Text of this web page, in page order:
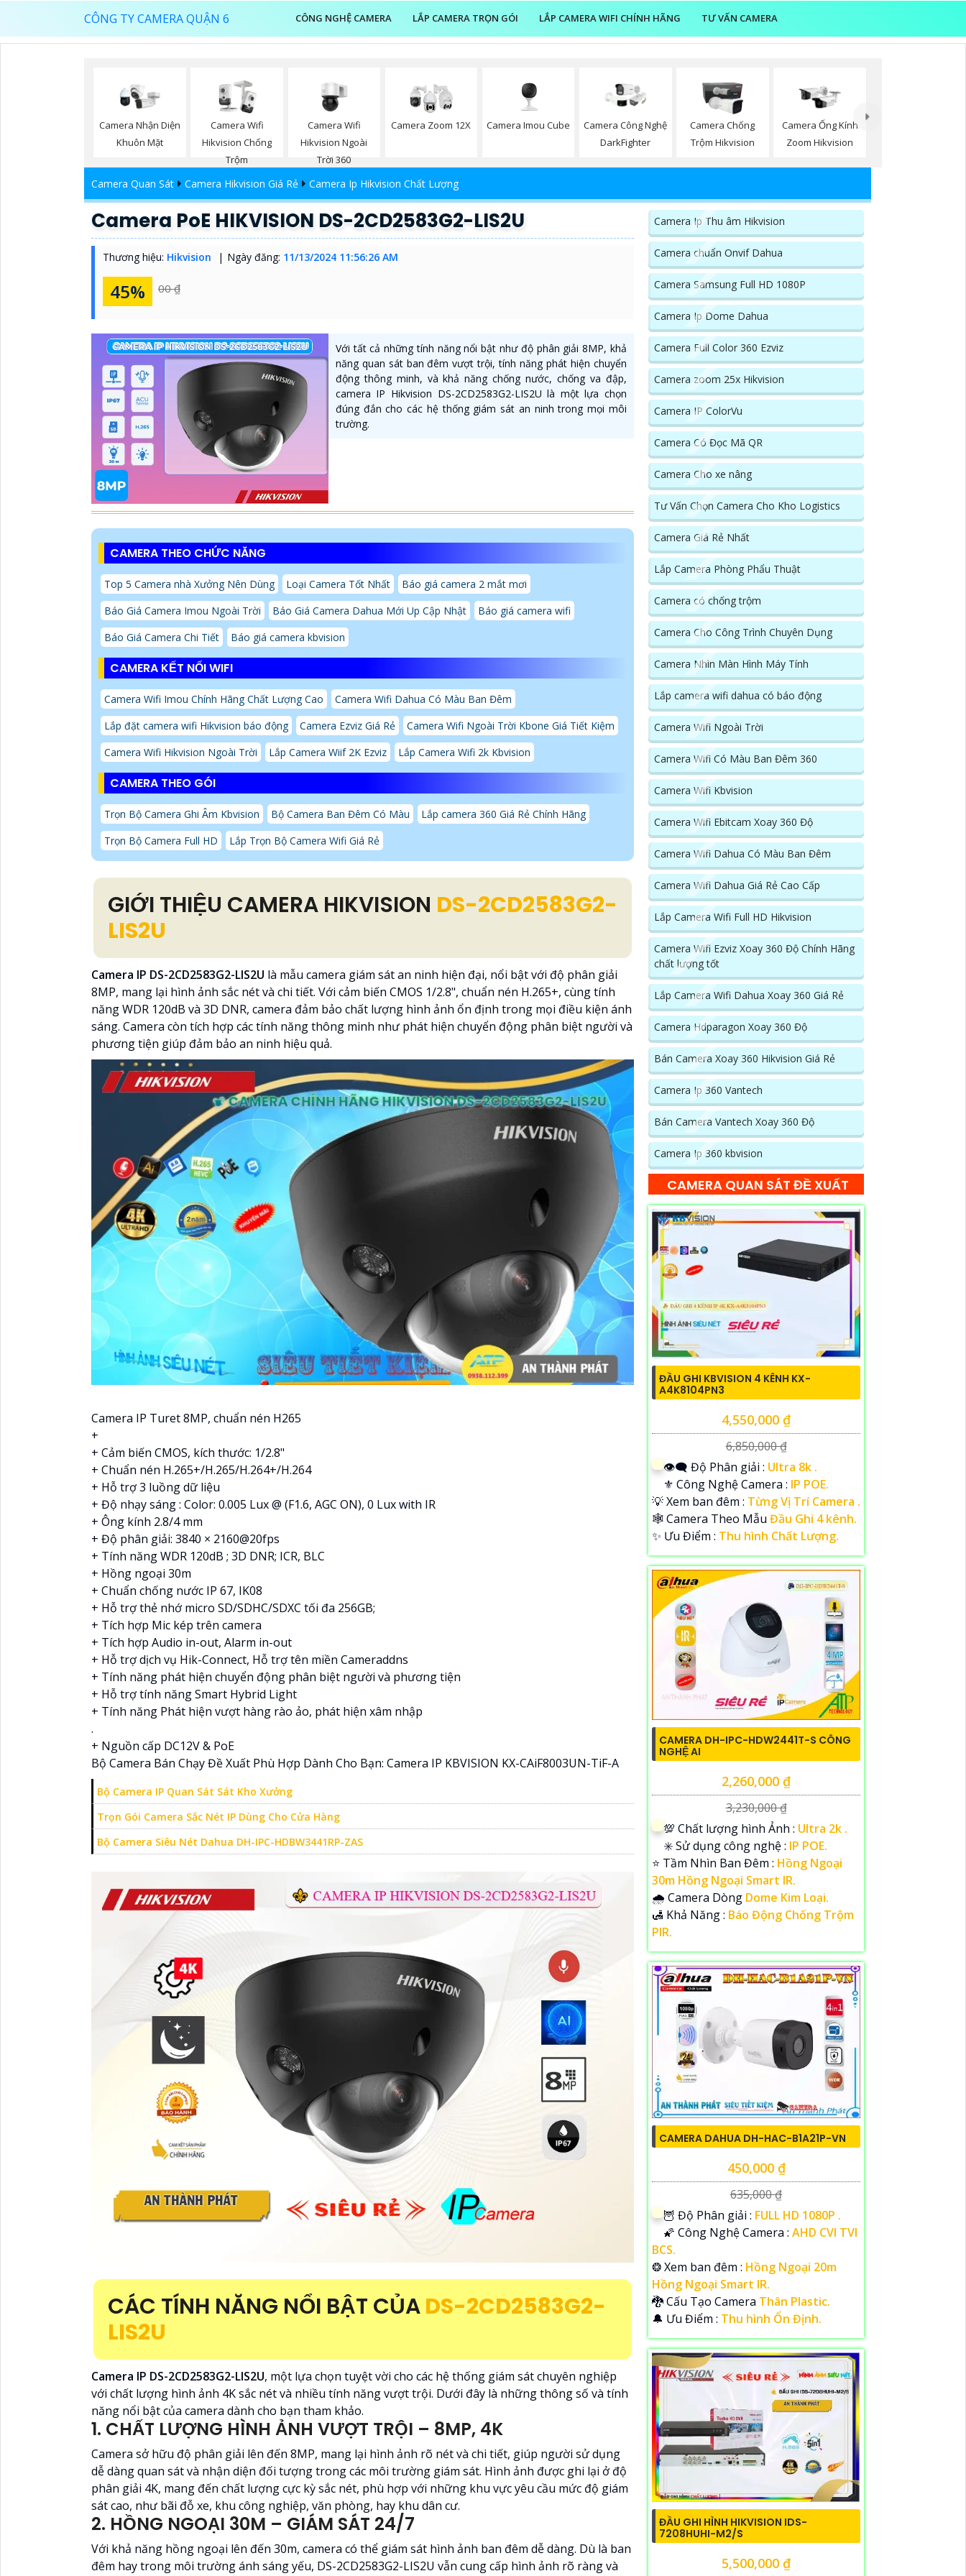
CÔNG TY CAMERA QUẬN 6 CÔNG NGHỆ CAMERA LẮP CAMERA TRỌN GÓI LẮP CAMERA WIFI CHÍNH HÃNG TƯ VẤN CAMERA
Camera Nhận Diện
Khuôn Mặt
Camera Wifi
Hikvision Chống
Trộm
Camera Wifi
Hikvision Ngoài
Trời 360
Camera Zoom 12X Camera Imou Cube
Camera Công Nghệ
DarkFighter
Camera Chống
Trộm Hikvision
Camera Ống Kính
Zoom Hikvision
Camera Quan Sát Camera Hikvision Giá Rẻ Camera Ip Hikvision Chất Lượng
Camera PoE HIKVISION DS-2CD2583G2-LIS2U
Thương hiệu: Hikvision Ngày đăng: 11/13/2024 11:56:26 AM
45% 00 ₫
Với tất cả những tính năng nổi bật như độ phân giải 8MP, khả
năng quan sát ban đêm vượt trội, tính năng phát hiện chuyển
động thông minh, và khả năng chống nước, chống va đập,
camera IP Hikvision DS-2CD2583G2-LIS2U là một lựa chọn
đúng đắn cho các hệ thống giám sát an ninh trong mọi môi
trường.
CAMERA THEO CHỨC NĂNG
Top 5 Camera nhà Xưởng Nên Dùng Loại Camera Tốt Nhất
Báo giá camera 2 mắt mơi
Báo Giá Camera Imou Ngoài Trời
Báo Giá Camera Dahua Mới Up Cập Nhật
Báo giá camera wifi
Báo Giá Camera Chi Tiết
Báo giá camera kbvision
CAMERA KẾT NỐI WIFI
Camera Wifi Imou Chính Hãng Chất Lượng Cao
Camera Wifi Dahua Có Màu Ban Đêm
Lắp đặt camera wifi Hikvision báo động
Camera Ezviz Giá Rẻ
Camera Wifi Ngoài Trời Kbone Giá Tiết Kiệm
Camera Wifi Hikvision Ngoài Trời
Lắp Camera Wiif 2K Ezviz Lắp Camera Wifi 2k Kbvision
CAMERA THEO GÓI
Trọn Bộ Camera Ghi Âm Kbvision Bộ Camera Ban Đêm Có Màu
Lắp camera 360 Giá Rẻ Chính Hãng
Trọn Bộ Camera Full HD
Lắp Trọn Bộ Camera Wifi Giá Rẻ
GIỚI THIỆU CAMERA HIKVISION DS-2CD2583G2-
LIS2U
Camera IP DS-2CD2583G2-LIS2U là mẫu camera giám sát an ninh hiện đại, nổi bật với độ phân giải
8MP, mang lại hình ảnh sắc nét và chi tiết. Với cảm biến CMOS 1/2.8", chuẩn nén H.265+, cùng tính
năng WDR 120dB và 3D DNR, camera đảm bảo chất lượng hình ảnh ổn định trong mọi điều kiện ánh
sáng. Camera còn tích hợp các tính năng thông minh như phát hiện chuyển động phân biệt người và
phương tiện giúp đảm bảo an ninh hiệu quả.
Camera IP Turet 8MP, chuẩn nén H265
+
+ Cảm biến CMOS, kích thước: 1/2.8"
+ Chuẩn nén H.265+/H.265/H.264+/H.264
+ Hỗ trợ 3 luồng dữ liệu
+ Độ nhạy sáng : Color: 0.005 Lux @ (F1.6, AGC ON), 0 Lux with IR
+ Ông kính 2.8/4 mm
+ Độ phân giải: 3840 × 2160@20fps
+ Tính năng WDR 120dB ; 3D DNR; ICR, BLC
+ Hồng ngoại 30m
+ Chuẩn chống nước IP 67, IK08
+ Hỗ trợ thẻ nhớ micro SD/SDHC/SDXC tối đa 256GB;
+ Tích hợp Mic kép trên camera
+ Tích hợp Audio in-out, Alarm in-out
+ Hỗ trợ dịch vụ Hik-Connect, Hỗ trợ tên miền Cameraddns
+ Tính năng phát hiện chuyển động phân biệt người và phương tiện
+ Hỗ trợ tính năng Smart Hybrid Light
+ Tính năng Phát hiện vượt hàng rào ảo, phát hiện xâm nhập
.
+ Nguồn cấp DC12V & PoE
Bộ Camera Bán Chạy Đề Xuất Phù Hợp Dành Cho Bạn: Camera IP KBVISION KX-CAiF8003UN-TiF-A
Bộ Camera IP Quan Sát Sát Kho Xưởng
Trọn Gói Camera Sắc Nét IP Dùng Cho Cửa Hàng
Bộ Camera Siêu Nét Dahua DH-IPC-HDBW3441RP-ZAS
CÁC TÍNH NĂNG NỔI BẬT CỦADS-2CD2583G2-
LIS2U
Camera IP DS-2CD2583G2-LIS2U, một lựa chọn tuyệt vời cho các hệ thống giám sát chuyên nghiệp
với chất lượng hình ảnh 4K sắc nét và nhiều tính năng vượt trội. Dưới đây là những thông số và tính
năng nổi bật của camera dành cho bạn tham khảo.
1. CHẤT LƯỢNG HÌNH ẢNH VƯỢT TRỘI – 8MP, 4K
Camera sở hữu độ phân giải lên đến 8MP, mang lại hình ảnh rõ nét và chi tiết, giúp người sử dụng
dễ dàng quan sát và nhận diện đối tượng trong các môi trường giám sát. Hình ảnh được ghi lại ở độ
phân giải 4K, mang đến chất lượng cực kỳ sắc nét, phù hợp với những khu vực yêu cầu mức độ giám
sát cao, như bãi đỗ xe, khu công nghiệp, văn phòng, hay khu dân cư.
2. HỒNG NGOẠI 30M – GIÁM SÁT 24/7
Với khả năng hồng ngoại lên đến 30m, camera có thể giám sát hình ảnh ban đêm dễ dàng. Dù là ban
đêm hay trong môi trường ánh sáng yếu, DS-2CD2583G2-LIS2U vẫn cung cấp hình ảnh rõ ràng và
Camera Ip Thu âm Hikvision
Camera chuẩn Onvif Dahua
Camera Samsung Full HD 1080P
Camera Ip Dome Dahua
Camera Full Color 360 Ezviz
Camera zoom 25x Hikvision
Camera IP ColorVu
Camera Có Đọc Mã QR
Camera Cho xe nâng
Tư Vấn Chọn Camera Cho Kho Logistics
Camera Giá Rẻ Nhất
Lắp Camera Phòng Phẩu Thuật
Camera có chống trộm
Camera Cho Công Trình Chuyên Dụng
Camera Nhìn Màn Hình Máy Tính
Lắp camera wifi dahua có báo động
Camera Wifi Ngoài Trời
Camera Wifi Có Màu Ban Đêm 360
Camera Wifi Kbvision
Camera Wifi Ebitcam Xoay 360 Độ
Camera Wifi Dahua Có Màu Ban Đêm
Camera Wifi Dahua Giá Rẻ Cao Cấp
Lắp Camera Wifi Full HD Hikvision
Camera Wifi Ezviz Xoay 360 Độ Chính Hãng
chất lượng tốt
Lắp Camera Wifi Dahua Xoay 360 Giá Rẻ
Camera Hdparagon Xoay 360 Độ
Bán Camera Xoay 360 Hikvision Giá Rẻ
Camera Ip 360 Vantech
Bán Camera Vantech Xoay 360 Độ
Camera Ip 360 kbvision
CAMERA QUAN SÁT ĐỀ XUẤT
ĐẦU GHI KBVISION 4 KÊNH KX-
A4K8104PN3
4,550,000 ₫
6,850,000 ₫
👁️‍🗨 Độ Phân giải : Ultra 8k .
⚜️ Công Nghệ Camera : IP POE.
💡 Xem ban đêm : Từng Vị Trí Camera .
🕸️ Camera Theo Mẫu Đầu Ghi 4 kênh.
️✨ Ưu Điểm : Thu hình Chất Lượng.
CAMERA DH-IPC-HDW2441T-S CÔNG
NGHỆ AI
2,260,000 ₫
3,230,000 ₫
💯 Chất lượng hình Ảnh : Ultra 2k .
✳️ Sử dụng công nghệ : IP POE.
⭐ Tầm Nhìn Ban Đêm : Hồng Ngoại
30m Hồng Ngoại Smart IR.
🌧️ Camera Dòng Dome Kim Loại.
️🛃 Khả Năng : Báo Động Chống Trộm
PIR.
CAMERA DAHUA DH-HAC-B1A21P-VN
450,000 ₫
635,000 ₫
🦉 Độ Phân giải : FULL HD 1080P .
🌠 Công Nghệ Camera : AHD CVI TVI
BCS.
❂ Xem ban đêm : Hồng Ngoại 20m
Hồng Ngoại Smart IR.
🐉️ Cấu Tạo Camera Thân Plastic.
️🔔 Ưu Điểm : Thu hình Ổn Định.
ĐẦU GHI HÌNH HIKVISION IDS-
7208HUHI-M2/S
5,500,000 ₫